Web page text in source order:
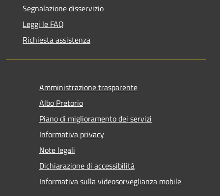
Segnalazione disservizio
Leggi le FAQ
Richiesta assistenza
Amministrazione trasparente
Albo Pretorio
Piano di miglioramento dei servizi
Informativa privacy
Note legali
Dichiarazione di accessibilità
Informativa sulla videosorveglianza mobile